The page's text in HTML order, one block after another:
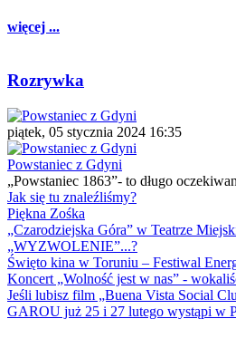
więcej ...
Rozrywka
piątek, 05 stycznia 2024 16:35
Powstaniec z Gdyni
„Powstaniec 1863”- to długo
Jak się tu znaleźliśmy?
Piękna Zośka
„Czarodziejska Góra” w Teatrze
„WYZWOLENIE”...?
Święto kina w Toruniu – Festiwal
Koncert „Wolność jest w nas” -
Jeśli lubisz film „Buena Vista Social
GAROU już 25 i 27 lutego wystąpi w